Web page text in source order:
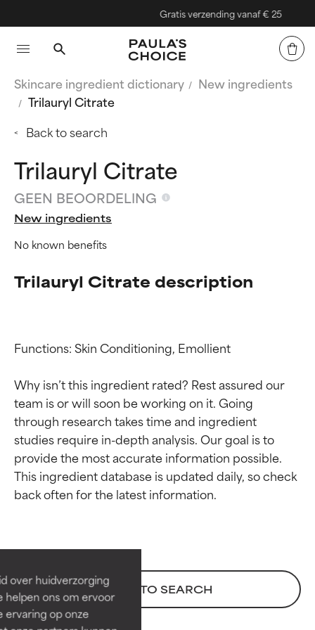
over huidverzorging
helpen ons om ervoor
ervaring op onze
Gratis verzending vanaf € 25
Skincare ingredient dictionary
New ingredients
Trilauryl Citrate
Back to search
Trilauryl Citrate
GEEN BEOORDELING
New ingredients
No known benefits
Trilauryl Citrate description
Functions: Skin Conditioning, Emollient
Why isn’t this ingredient rated? Rest assured our
team is or will soon be working on it. Going
through research takes time and ingredient
studies require in-depth analysis. Our goal is to
provide the most accurate information possible.
This ingredient database is updated daily, so check
BACK TO SEARCH
Beoordelingen van
Bewezen en ondersteund door
onafhankelijk onderzoek.
Uitstekend actief ingrediënt
voor de meeste huidtypen of
Beoordelingen van
Bewezen en ondersteund door
onafhankelijk onderzoek.
Uitstekend actief ingrediënt
voor de meeste huidtypen of